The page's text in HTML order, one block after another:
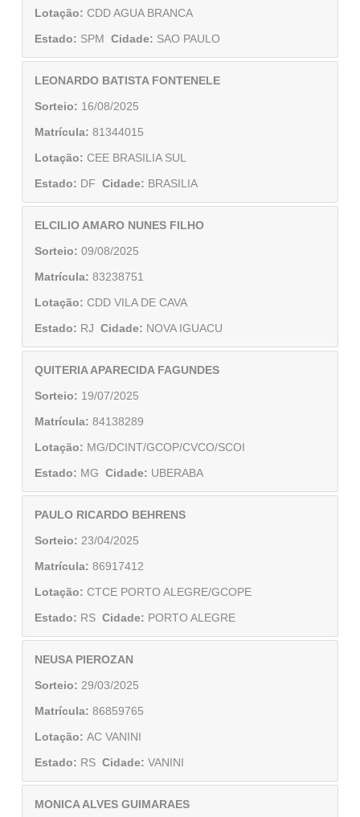
Lotação: CDD AGUA BRANCA
Estado: SPM Cidade: SAO PAULO
LEONARDO BATISTA FONTENELE
Sorteio: 16/08/2025
Matrícula: 81344015
Lotação: CEE BRASILIA SUL
Estado: DF Cidade: BRASILIA
ELCILIO AMARO NUNES FILHO
Sorteio: 09/08/2025
Matrícula: 83238751
Lotação: CDD VILA DE CAVA
Estado: RJ Cidade: NOVA IGUACU
QUITERIA APARECIDA FAGUNDES
Sorteio: 19/07/2025
Matrícula: 84138289
Lotação: MG/DCINT/GCOP/CVCO/SCOI
Estado: MG Cidade: UBERABA
PAULO RICARDO BEHRENS
Sorteio: 23/04/2025
Matrícula: 86917412
Lotação: CTCE PORTO ALEGRE/GCOPE
Estado: RS Cidade: PORTO ALEGRE
NEUSA PIEROZAN
Sorteio: 29/03/2025
Matrícula: 86859765
Lotação: AC VANINI
Estado: RS Cidade: VANINI
MONICA ALVES GUIMARAES